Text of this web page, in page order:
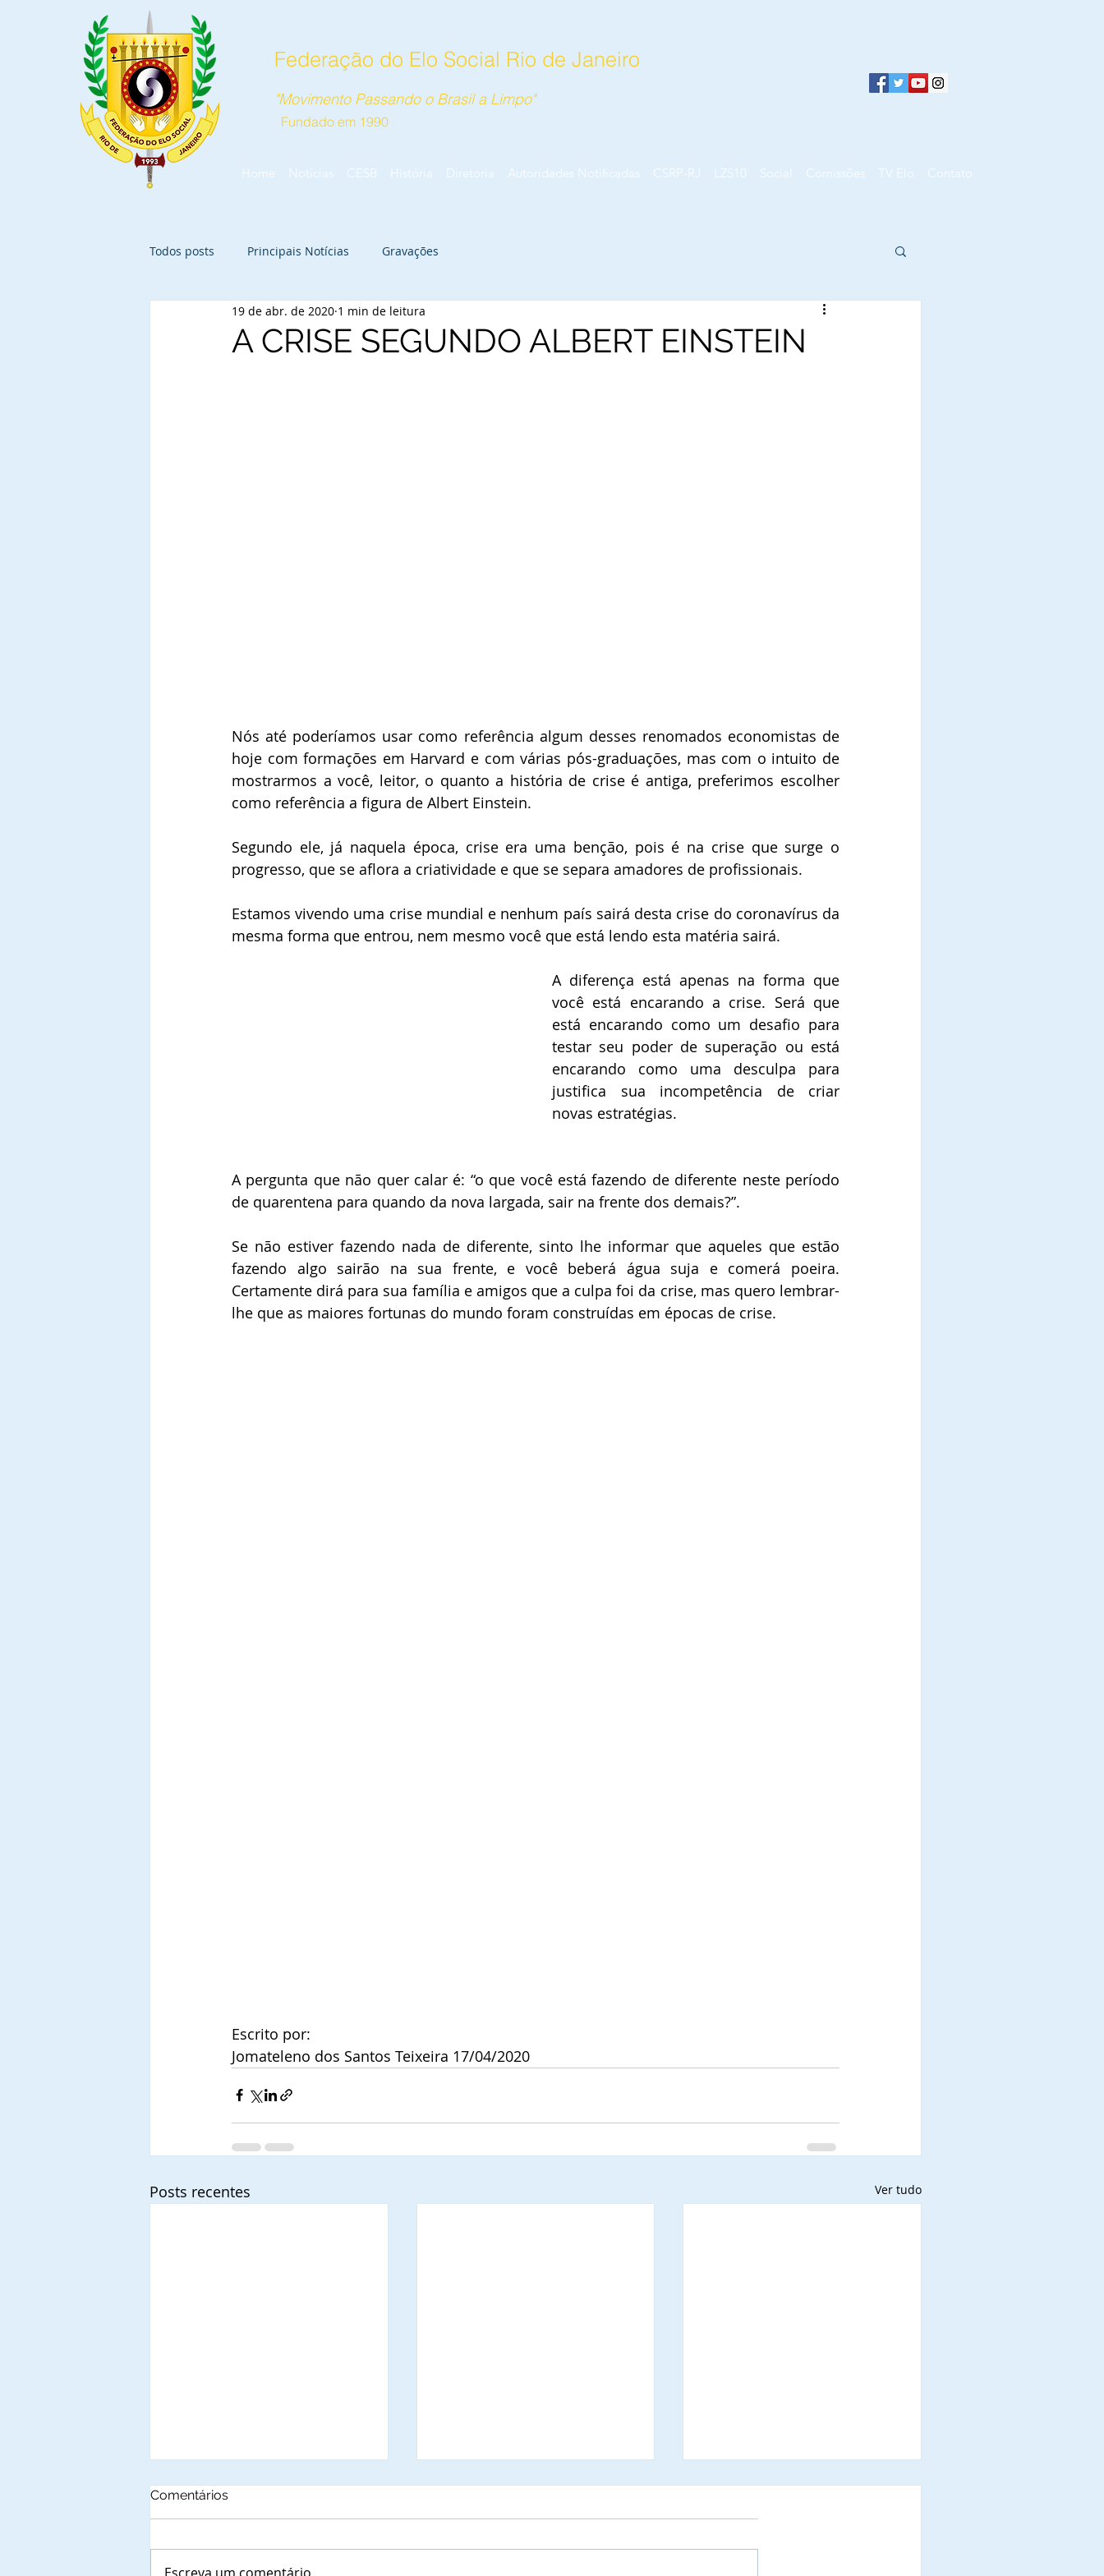
Federação do Elo Social Rio de Janeiro
"Movimento Passando o Brasil a Limpo"
Fundado em 1990
Home Notícias CESB História Diretoria Autoridades Notificadas CSRP-RJ LZS10 Social Comissões TV Elo Contato
Todos posts Principais Notícias Gravações
A CRISE SEGUNDO ALBERT EINSTEIN
19 de abr. de 2020 1 min de leitura
Nós até poderíamos usar como referência algum desses renomados economistas de
hoje com formações em Harvard e com várias pós-graduações, mas com o intuito de
mostrarmos a você, leitor, o quanto a história de crise é antiga, preferimos escolher
como referência a figura de Albert Einstein.
Segundo ele, já naquela época, crise era uma benção, pois é na crise que surge o
progresso, que se aflora a criatividade e que se separa amadores de profissionais.
Estamos vivendo uma crise mundial e nenhum país sairá desta crise do coronavírus da
mesma forma que entrou, nem mesmo você que está lendo esta matéria sairá.
A diferença está apenas na forma que
você está encarando a crise. Será que
está encarando como um desafio para
testar seu poder de superação ou está
encarando como uma desculpa para
justifica sua incompetência de criar
novas estratégias.
A pergunta que não quer calar é: “o que você está fazendo de diferente neste período
de quarentena para quando da nova largada, sair na frente dos demais?”.
Se não estiver fazendo nada de diferente, sinto lhe informar que aqueles que estão
fazendo algo sairão na sua frente, e você beberá água suja e comerá poeira.
Certamente dirá para sua família e amigos que a culpa foi da crise, mas quero lembrar-
lhe que as maiores fortunas do mundo foram construídas em épocas de crise.
Escrito por:
Jomateleno dos Santos Teixeira 17/04/2020
Posts recentes Ver tudo
Comentários